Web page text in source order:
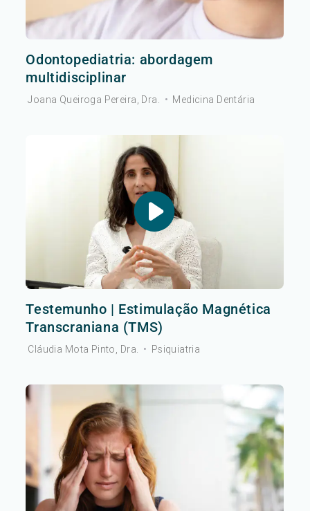
Odontopediatria: abordagem
multidisciplinar
Joana Queiroga Pereira, Dra. • Medicina Dentária
Testemunho | Estimulação Magnética
Transcraniana (TMS)
Cláudia Mota Pinto, Dra. • Psiquiatria